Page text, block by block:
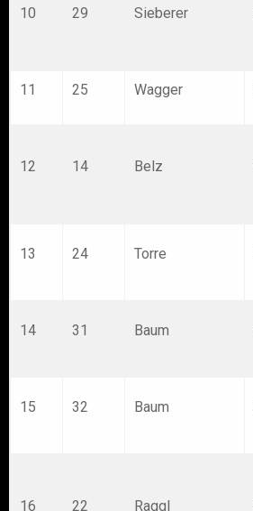
10 29 Sieberer
11 25 Wagger
12 14 Belz
13 24 Torre
14 31 Baum
15 32 Baum
16 22 Raggl